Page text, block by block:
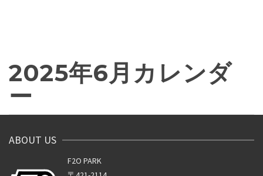
2025年6月カレンダ
ー
ABOUT US
F2O PARK